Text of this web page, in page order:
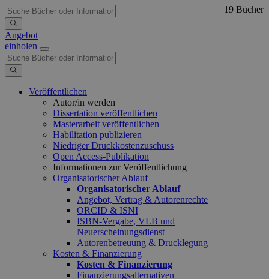
Angebot
einholen
Veröffentlichen
Autor/in werden
Dissertation veröffentlichen
Masterarbeit veröffentlichen
Habilitation publizieren
Niedriger Druckkostenzuschuss
Open Access-Publikation
Informationen zur Veröffentlichung
Organisatorischer Ablauf
Organisatorischer Ablauf
Angebot, Vertrag & Autorenrechte
ORCID & ISNI
ISBN-Vergabe, VLB und
Neuerscheinungsdienst
Autorenbetreuung & Drucklegung
Kosten & Finanzierung
Kosten & Finanzierung
Finanzierungsalternativen
19 Bücher